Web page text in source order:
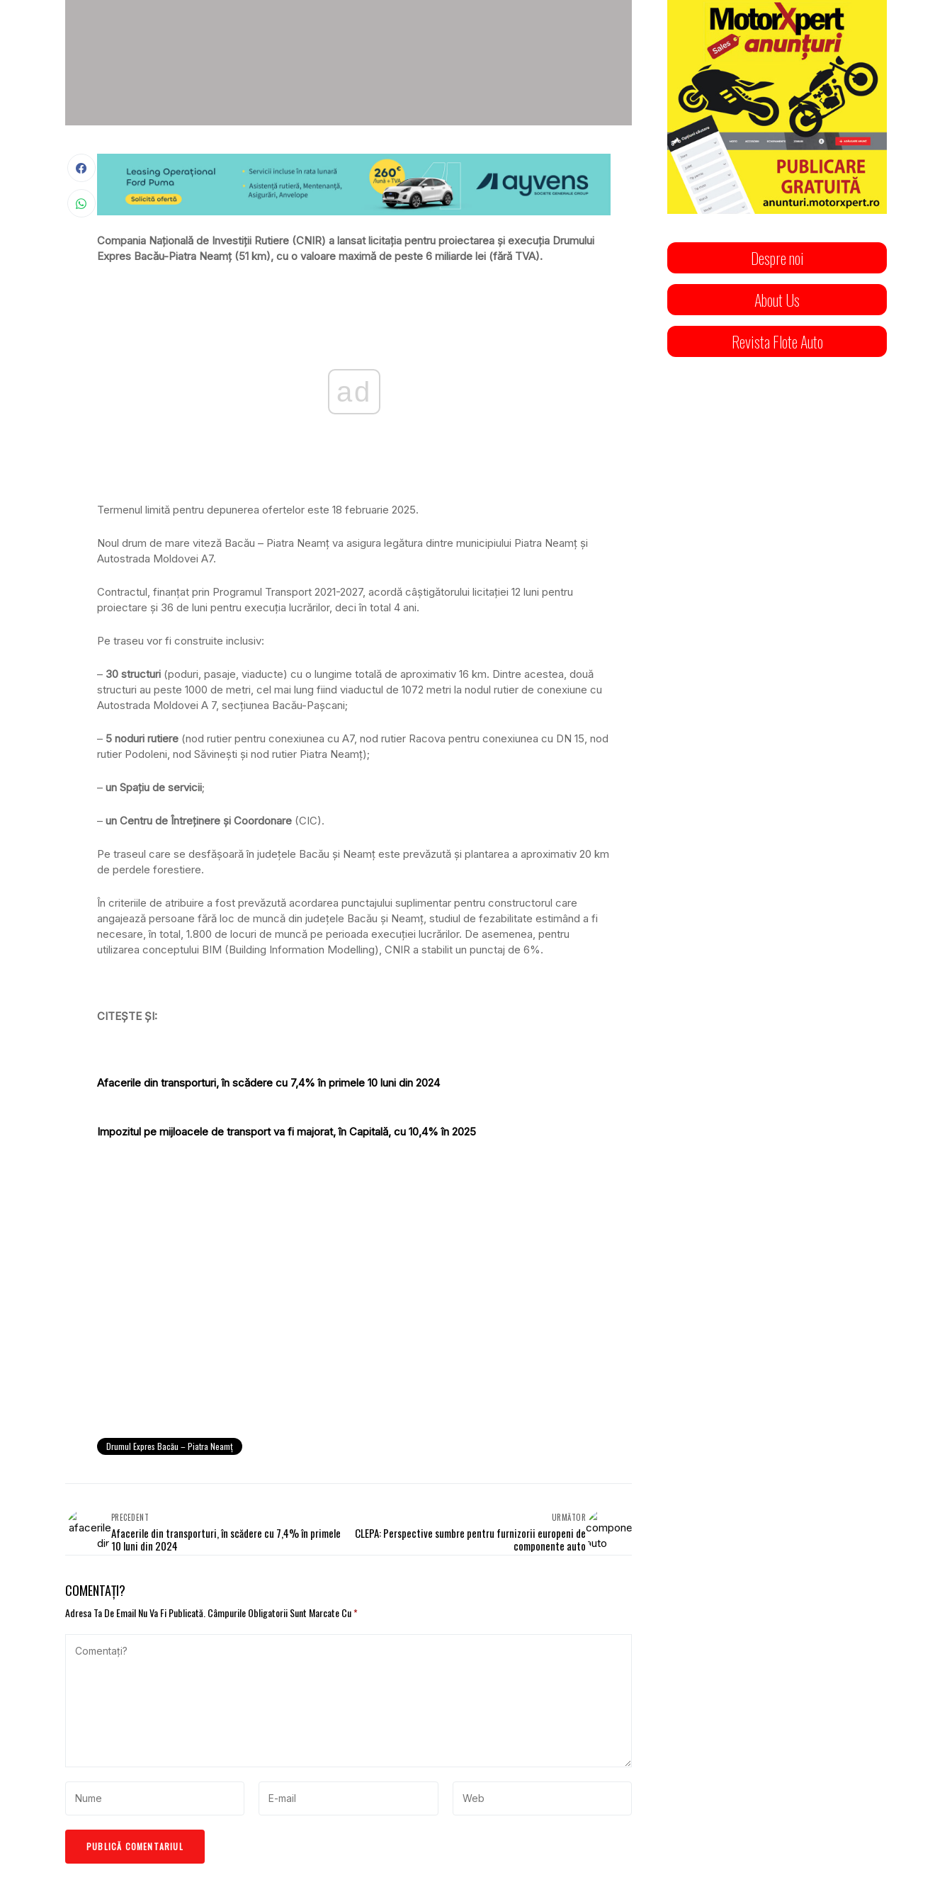
Compania Națională de Investiții Rutiere (CNIR) a lansat licitația pentru proiectarea și execuția Drumului
Expres Bacău-Piatra Neamț (51 km), cu o valoare maximă de peste 6 miliarde lei (fără TVA).
ad
Termenul limită pentru depunerea ofertelor este 18 februarie 2025.
Noul drum de mare viteză Bacău – Piatra Neamț va asigura legătura dintre municipiului Piatra Neamț și
Autostrada Moldovei A7.
Contractul, finanțat prin Programul Transport 2021-2027, acordă câștigătorului licitației 12 luni pentru
proiectare și 36 de luni pentru execuția lucrărilor, deci în total 4 ani.
Pe traseu vor fi construite inclusiv:
– 30 structuri (poduri, pasaje, viaducte) cu o lungime totală de aproximativ 16 km. Dintre acestea, două
structuri au peste 1000 de metri, cel mai lung fiind viaductul de 1072 metri la nodul rutier de conexiune cu
Autostrada Moldovei A 7, secțiunea Bacău-Pașcani;
– 5 noduri rutiere (nod rutier pentru conexiunea cu A7, nod rutier Racova pentru conexiunea cu DN 15, nod
rutier Podoleni, nod Săvinești și nod rutier Piatra Neamț);
– un Spațiu de servicii;
– un Centru de Întreținere și Coordonare (CIC).
Pe traseul care se desfășoară în județele Bacău și Neamț este prevăzută și plantarea a aproximativ 20 km
de perdele forestiere.
În criteriile de atribuire a fost prevăzută acordarea punctajului suplimentar pentru constructorul care
angajează persoane fără loc de muncă din județele Bacău și Neamț, studiul de fezabilitate estimând a fi
necesare, în total, 1.800 de locuri de muncă pe perioada execuției lucrărilor. De asemenea, pentru
utilizarea conceptului BIM (Building Information Modelling), CNIR a stabilit un punctaj de 6%.
CITEȘTE ȘI:
Afacerile din transporturi, în scădere cu 7,4% în primele 10 luni din 2024
Impozitul pe mijloacele de transport va fi majorat, în Capitală, cu 10,4% în 2025
Drumul Expres Bacău – Piatra Neamţ
PRECEDENT
Afacerile din transporturi, în scădere cu 7,4% în primele
10 luni din 2024
URMĂTOR
CLEPA: Perspective sumbre pentru furnizorii europeni de
componente auto
COMENTAȚI?
Adresa Ta De Email Nu Va Fi Publicată. Câmpurile Obligatorii Sunt Marcate Cu*
Despre noi
About Us
Revista Flote Auto